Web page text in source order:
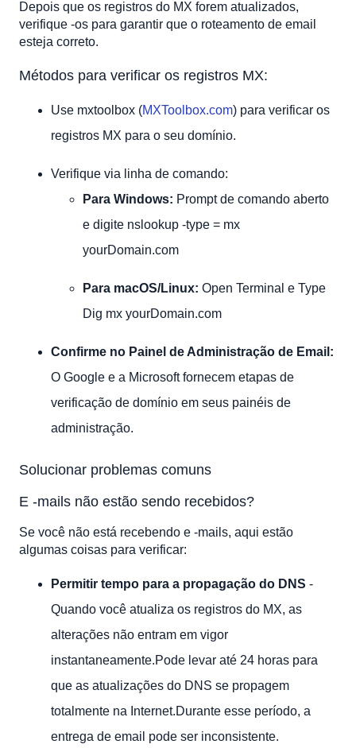
Depois que os registros do MX forem atualizados,
verifique -os para garantir que o roteamento de email
esteja correto.
Métodos para verificar os registros MX:
Use mxtoolbox (MXToolbox.com) para verificar os
registros MX para o seu domínio.
Verifique via linha de comando:
Para Windows: Prompt de comando aberto
e digite nslookup -type = mx
yourDomain.com
Para macOS/Linux: Open Terminal e Type
Dig mx yourDomain.com
Confirme no Painel de Administração de Email:
O Google e a Microsoft fornecem etapas de
verificação de domínio em seus painéis de
administração.
Solucionar problemas comuns
E -mails não estão sendo recebidos?
Se você não está recebendo e -mails, aqui estão
algumas coisas para verificar:
Permitir tempo para a propagação do DNS -
Quando você atualiza os registros do MX, as
alterações não entram em vigor
instantaneamente.Pode levar até 24 horas para
que as atualizações do DNS se propagem
totalmente na Internet.Durante esse período, a
entrega de email pode ser inconsistente.